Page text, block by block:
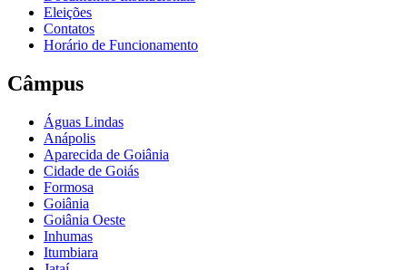
Eleições
Contatos
Horário de Funcionamento
Câmpus
Águas Lindas
Anápolis
Aparecida de Goiânia
Cidade de Goiás
Formosa
Goiânia
Goiânia Oeste
Inhumas
Itumbiara